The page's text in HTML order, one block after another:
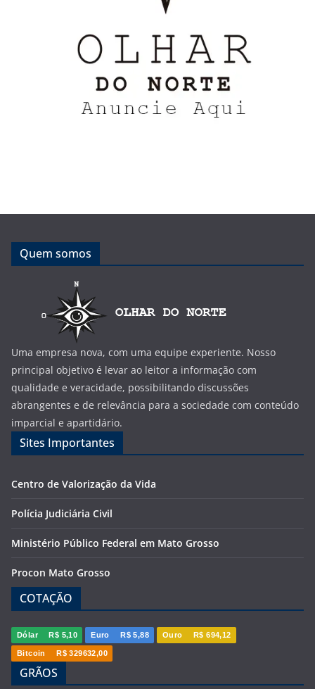
Quem somos
Uma empresa nova, com uma equipe experiente. Nosso
principal objetivo é levar ao leitor a informação com
qualidade e veracidade, possibilitando discussões
abrangentes e de relevância para a sociedade com conteúdo
imparcial e apartidário.
Sites Importantes
Centro de Valorização da Vida
Polícia Judiciária Civil
Ministério Público Federal em Mato Grosso
Procon Mato Grosso
COTAÇÃO
Dólar R$ 5,10 Euro R$ 5,88 Ouro R$ 694,12
Bitcoin R$ 329632,00
GRÃOS